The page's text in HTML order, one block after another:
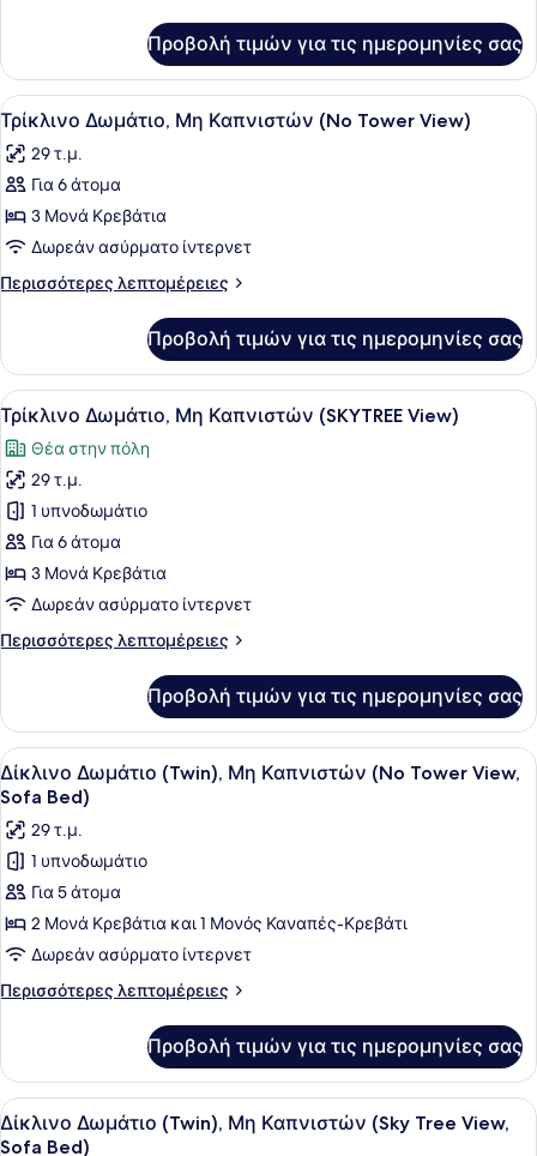
Καπνιστών
(SKYTREE
View)
Δίκλινο
Δωμάτιο
(Double),
Μη
Καπνιστών
(SKYTREE
Προβολή τιμών για τις ημερομηνίες σας
Προβολή
όλων
των
φωτογραφιών
για
Τρίκλινο
Δωμάτιο,
Μη
(No
Tower
View)
Ένα δωμάτιο ξενοδοχείου με
3
Τρίκλινο Δωμάτιο, Μη Καπνιστών (No Tower View)
29 τ.μ.
Για 6 άτομα
3 Μονά Κρεβάτια
Δωρεάν ασύρματο ίντερνετ
Περισσότερες λεπτομέρειες
Περισσότερες
Δωμάτιο,
Μη
Καπνιστών
(No
Tower
View)
Προβολή τιμών για τις ημερομηνίες σας
Προβολή
όλων
των
φωτογραφιών
για
Τρίκλινο
Δωμάτιο,
Μη
Καπνιστών
(SKYTREE
Ένα δωμάτιο ξενοδοχείου με
2
Τρίκλινο Δωμάτιο, Μη Καπνιστών (SKYTREE View)
Θέα στην πόλη
29 τ.μ.
1 υπνοδωμάτιο
Για 6 άτομα
3 Μονά Κρεβάτια
Δωρεάν ασύρματο ίντερνετ
Περισσότερες λεπτομέρειες
Περισσότερες
Δωμάτιο,
Μη
Καπνιστών
(SKYTREE
Προβολή τιμών για τις ημερομηνίες σας
Προβολή
όλων
των
φωτογραφιών
για
Δίκλινο
Δωμάτιο
(Twin),
Μη
Καπνιστών
Tower
View,
Sofa
Bed)
Ένα δωμάτιο ξενοδοχείου με δύο
4
Δίκλινο Δωμάτιο (Twin), Μη Καπνιστών (No Tower View,
Sofa Bed)
29 τ.μ.
1 υπνοδωμάτιο
Για 5 άτομα
2 Μονά Κρεβάτια και 1 Μονός Καναπές-Κρεβάτι
Δωρεάν ασύρματο ίντερνετ
Περισσότερες λεπτομέρειες
Περισσότερες
Δωμάτιο
(Twin),
Μη
Καπνιστών
Προβολή τιμών για τις ημερομηνίες σας
Προβολή
όλων
Ένα δωμάτιο ξενοδοχείου με δύο
3
Δίκλινο Δωμάτιο (Twin), Μη Καπνιστών (Sky Tree View,
Sofa Bed)